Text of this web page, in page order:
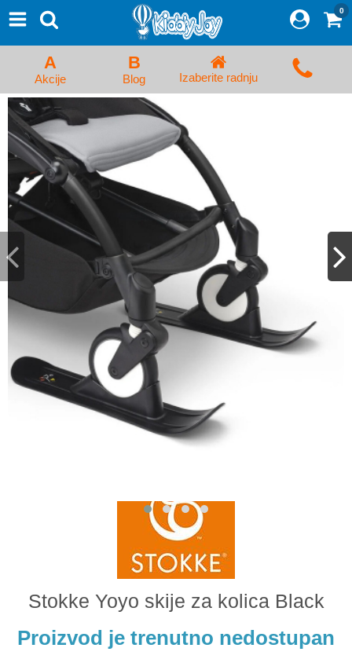
Proizvodi
Početna Prijava/Registracija
Kolica za bebe i dečija kolica
Auto sedišta za decu i bebe
Kreveci, ljuljaške i ležaljke
Kadice, noše i adapteri
Hranilice, flašice i cucle
Monitori, Ogradice i tricikli
Posteljine, vrećice i baldahini
Odeća i obuća
Igračke za bebe i decu
0
A
Akcije
B
Blog Izaberite radnju
Stokke Yoyo skije za kolica Black
Proizvod je trenutno nedostupan